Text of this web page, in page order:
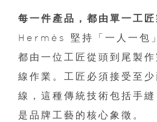
每一件產品，都由單一工匠
Hermès 堅持「一人一包
都由一位工匠從頭到尾製
線作業。工匠必須接受至
線，這種傳統技術包括
是品牌工藝的核心象徵。